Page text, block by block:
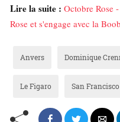
Lire la suite : Octobre Rose
Rose et s'engage avec la
Anvers Dominique
Le Figaro San Francisco